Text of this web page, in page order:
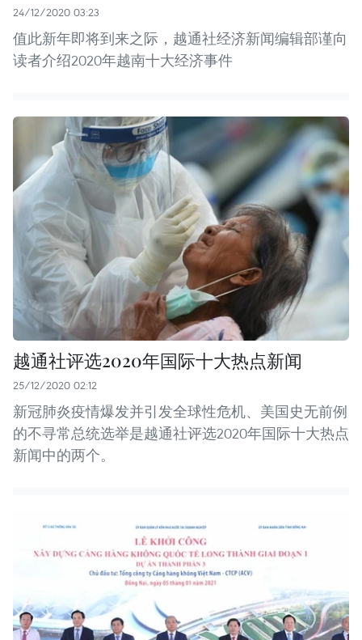
24/12/2020 03:23
值此新年即将到来之际，越通社经济新闻编辑部谨向
读者介绍2020年越南十大经济事件
越通社评选2020年国际十大热点新闻
25/12/2020 02:12
新冠肺炎疫情爆发并引发全球性危机、美国史无前例
的不寻常总统选举是越通社评选2020年国际十大热点
新闻中的两个。